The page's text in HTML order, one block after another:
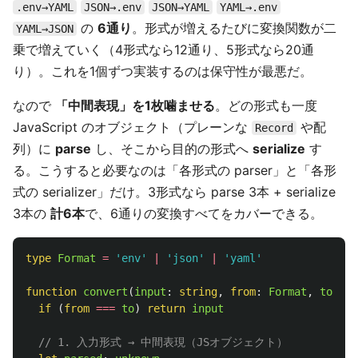
.env→YAML JSON→.env JSON→YAML
YAML→.env
YAML→JSON の 6通り 。形式が増えるたびに変換関数が二
乗で増えていく（4形式なら12通り、5形式なら20通
り）。これを1個ずつ実装するのは保守性が最悪だ。
なので 「中間表現」を1枚噛ませる。どの形式も一度
JavaScript のオブジェクト（プレーンな
Record
や配
列）に parse し、そこから目的の形式へ serialize す
る。こうすると必要なのは「各形式の parser」と「各形
式の serializer」だけ。3形式なら parse 3本 + serialize
3本の 計6本で、6通りの変換すべてをカバーできる。
type Format = ' env' ' json' ' yaml '
function convert (input : string, from: Format , to
if
(from === to) return input
// 1. 入力形式 → 中間表現（JSオブジェクト）